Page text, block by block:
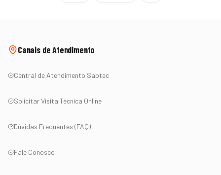
Canais de Atendimento
Central de Atendimento Sabtec
Solicitar Visita Técnica Online
Dúvidas Frequentes (FAQ)
Fale Conosco